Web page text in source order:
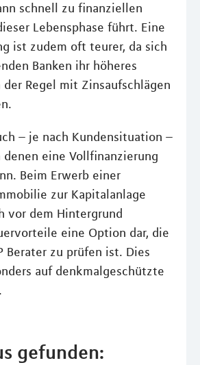
schnell zu finanziellen
Lebensphase führt. Eine
ist zudem oft teurer, da sich
Banken ihr höheres
Regel mit Zinsaufschlägen
– je nach Kundensituation –
denen eine Vollfinanzierung
Beim Erwerb einer
zur Kapitalanlage
vor dem Hintergrund
eine Option dar, die
Berater zu prüfen ist. Dies
auf denkmalgeschützte
gefunden: